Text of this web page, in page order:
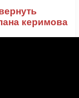
керимова